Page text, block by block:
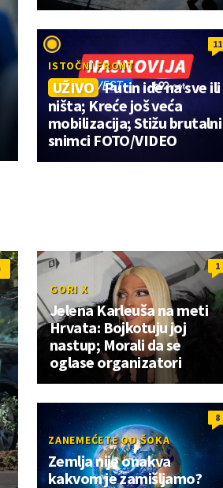
11
ISTOČNI FRONT
UŽIVO Putin ide na sve ili
ništa; Kreće još veća
mobilizacija; Stižu brutalni
snimci FOTO/VIDEO
1
GORI X
Jelena Karleuša na meti
Hrvata: Bojkotuju joj
nastup; Morali da se
oglase organizatori
8
ZANEMEĆETE OD ŠOKA
Zemlja nije onakva
kakvom je zamišljamo?